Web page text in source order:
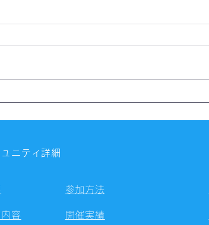
ュニティ詳細
容
参加方法
開催実績